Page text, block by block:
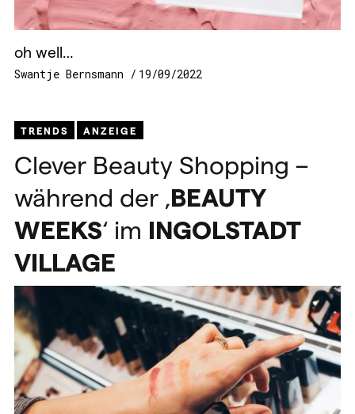
oh well…
Swantje Bernsmann 19/09/2022
TRENDS ANZEIGE
Clever Beauty Shopping –
während der ‚BEAUTY
WEEKS‘ im INGOLSTADT
VILLAGE